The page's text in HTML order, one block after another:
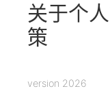
关于个
策
version 2026